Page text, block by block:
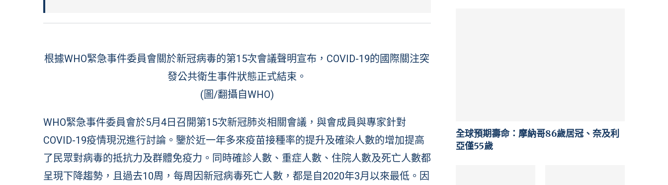
根據WHO緊急事件委員會關於新冠病毒的第15次會議聲明宣布，COVID-19的國際關注突
發公共衛生事件狀態正式結束。
(圖/翻攝自WHO)
WHO緊急事件委員會於5月4日召開第15次新冠肺炎相關會議，與會成員與專家針對
COVID-19疫情現況進行討論。鑒於近一年多來疫苗接種率的提升及確染人數的增加提高
了民眾對病毒的抵抗力及群體免疫力。同時確診人數、重症人數、住院人數及死亡人數都
呈現下降趨勢，且過去10周，每周因新冠病毒死亡人數，都是自2020年3月以來最低。因
全球預期壽命：摩納哥86歲居冠、奈及利
亞僅55歲